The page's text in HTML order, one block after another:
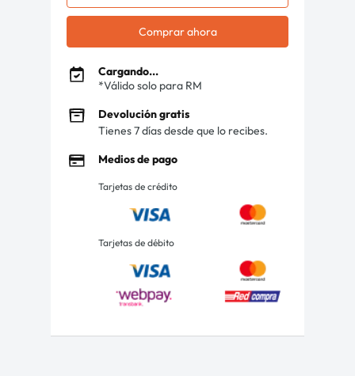
Comprar ahora
Cargando...
*Válido solo para RM
Devolución gratis
Tienes 7 días desde que lo recibes.
Medios de pago
Tarjetas de crédito
Tarjetas de débito